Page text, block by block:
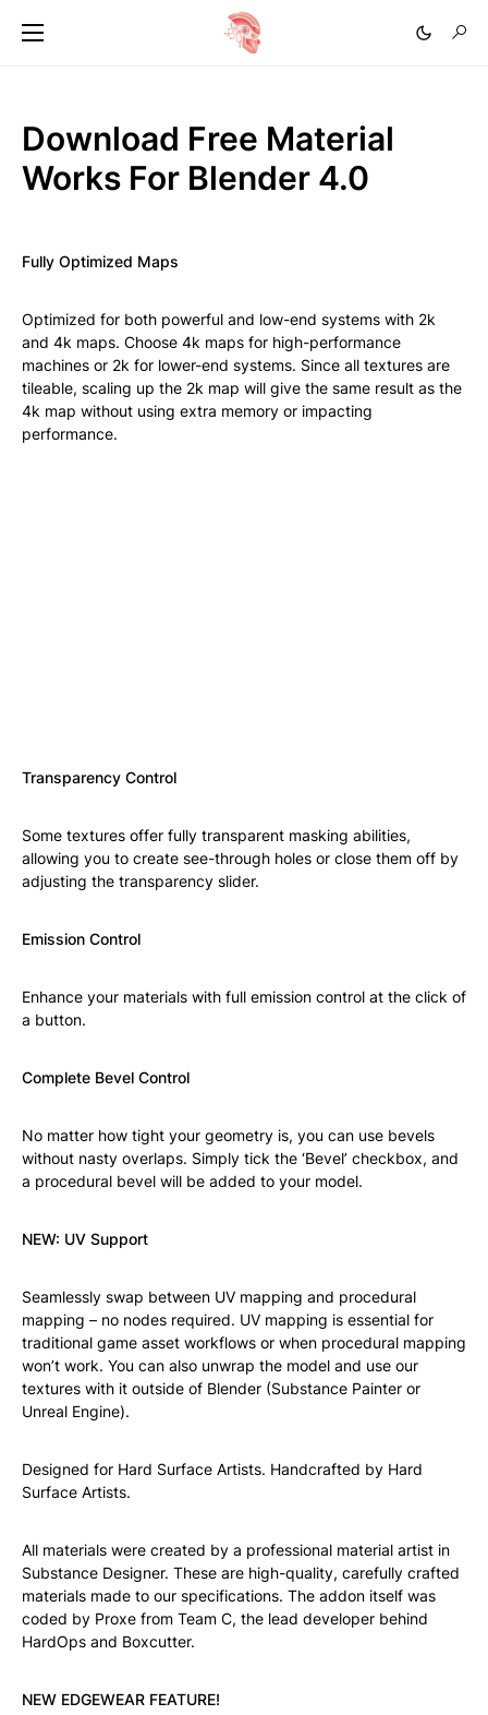
Download Free Material
Works For Blender 4.0
Fully Optimized Maps
Optimized for both powerful and low-end systems with 2k
and 4k maps. Choose 4k maps for high-performance
machines or 2k for lower-end systems. Since all textures are
tileable, scaling up the 2k map will give the same result as the
4k map without using extra memory or impacting
performance.
Transparency Control
Some textures offer fully transparent masking abilities,
allowing you to create see-through holes or close them off by
adjusting the transparency slider.
Emission Control
Enhance your materials with full emission control at the click of
a button.
Complete Bevel Control
No matter how tight your geometry is, you can use bevels
without nasty overlaps. Simply tick the ‘Bevel’ checkbox, and
a procedural bevel will be added to your model.
NEW: UV Support
Seamlessly swap between UV mapping and procedural
mapping – no nodes required. UV mapping is essential for
traditional game asset workflows or when procedural mapping
won’t work. You can also unwrap the model and use our
textures with it outside of Blender (Substance Painter or
Unreal Engine).
Designed for Hard Surface Artists. Handcrafted by Hard
Surface Artists.
All materials were created by a professional material artist in
Substance Designer. These are high-quality, carefully crafted
materials made to our specifications. The addon itself was
coded by Proxe from Team C, the lead developer behind
HardOps and Boxcutter.
NEW EDGEWEAR FEATURE!